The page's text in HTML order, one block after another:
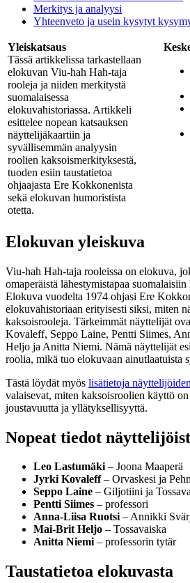
Merkitys ja analyysi
Yhteenveto ja usein kysytyt
Yleiskatsaus
Tässä artikkelissa tarkastellaan
elokuvan Viu-hah Hah-taja
rooleja ja niiden merkitystä
suomalaisessa
elokuvahistoriassa. Artikkeli
esittelee nopean katsauksen
näyttelijäkaartiin ja
syvällisemmän analyysin
roolien kaksoismerkityksestä,
tuoden esiin taustatietoa
ohjaajasta Ere Kokkonenista
sekä elokuvan humoristista
otetta.
Elokuvan yleiskuva
Viu-hah Hah-taja rooleissa on elokuva,
omaperäistä lähestymistapaa
Elokuva vuodelta 1974 ohjasi Ere
elokuvahistoriaan erityisesti siksi, miten
kaksoisrooleja. Tärkeimmät näyttelijät
Kovaleff, Seppo Laine, Pentti Siimes,
Heljo ja Anitta Niemi. Nämä näyttelijät
roolia, mikä tuo elokuvaan ainutlaatuista
Tästä löydät myös lisätietoja
valaisevat, miten kaksoisroolien käyttö
joustavuutta ja yllätyksellisyyttä.
Nopeat tiedot
Leo Lastumäki– Joona Maaperä
Jyrki Kovaleff– Orvaskesi ja
Seppo Laine – Giljotiini ja
Pentti Siimes – professori
Anna-Liisa Ruotsi– Annikki
Mai-Brit Heljo – Tossavaiska
Anitta Niemi– professorin tytär
Taustatietoa elokuvasta